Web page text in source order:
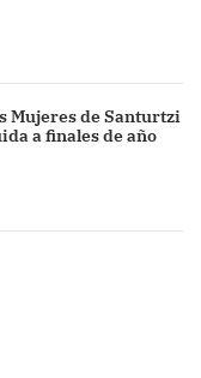
Mujeres de Santurtzi
a finales de año